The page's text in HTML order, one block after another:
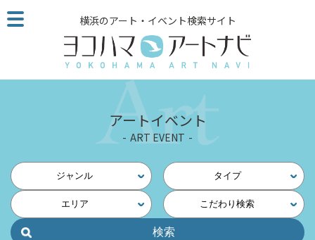
こ
の
ジ
読
他
ペ
横浜のアート・イベント検索サイト
アートイベント
ART EVENT
ジャンル タイプ
エリア こだわり検索